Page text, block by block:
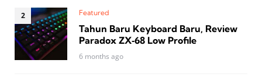
Featured
Tahun Baru Keyboard Baru, Review
Paradox ZX‑68 Low Profile
6 months ago